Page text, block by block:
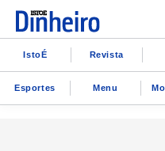
IstoÉ Revista
Esportes Menu